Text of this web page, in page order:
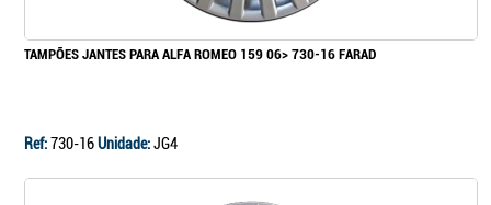
TAMPÕES JANTES PARA ALFA ROMEO 159 06> 730-16 FARAD
Ref:730-16Unidade:JG4